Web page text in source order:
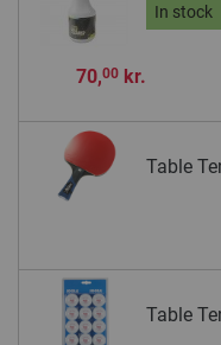
In stock
70,00kr.
Table
Table